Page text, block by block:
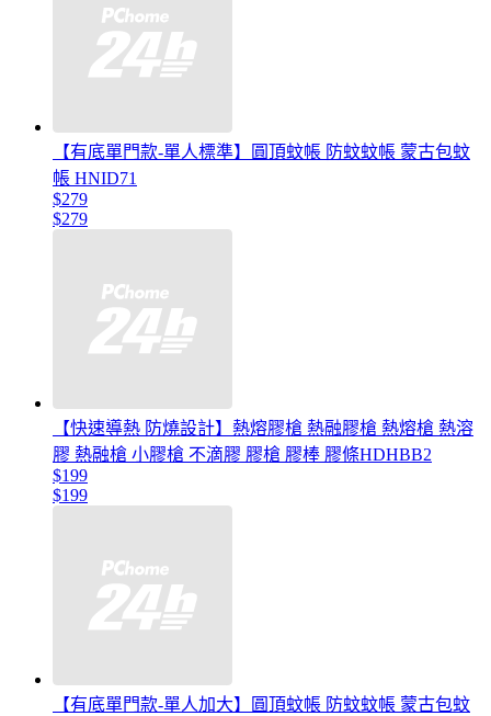
【有底單門款-單人標準】圓頂蚊帳 防蚊蚊帳 蒙古包蚊
帳 HNID71
$279
$279
【快速導熱 防燒設計】熱熔膠槍 熱融膠槍 熱熔槍 熱溶
膠 熱融槍 小膠槍 不滴膠 膠槍 膠棒 膠條HDHBB2
$199
$199
【有底單門款-單人加大】圓頂蚊帳 防蚊蚊帳 蒙古包蚊